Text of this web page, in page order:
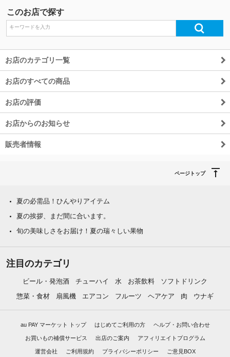
このお店で探す
お店のカテゴリ一覧
お店のすべての商品
お店の評価
お店からのお知らせ
販売者情報
ページトップ
夏の必需品！ひんやりアイテム
夏の挨拶、まだ間に合います。
旬の美味しさをお届け！夏の瑞々しい果物
注目のカテゴリ
ビール・発泡酒 チューハイ 水 お茶飲料
ソフトドリンク
惣菜・食材
扇風機 エアコン フルーツ ヘアケア 肉 ウナギ
au PAY マーケット トップ はじめてご利用の方 ヘルプ・お問い合わせ
お買いもの補償サービス 出店のご案内 アフィリエイトプログラム
運営会社 ご利用規約 プライバシーポリシー ご意見BOX